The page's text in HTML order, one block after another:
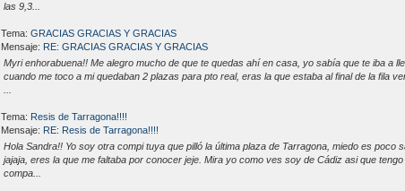
las 9,3...
Tema: GRACIAS GRACIAS Y GRACIAS
Mensaje: RE: GRACIAS GRACIAS Y GRACIAS
Myri enhorabuena!! Me alegro mucho de que te quedas ahí en casa, yo sabía que te iba a
cuando me toco a mi quedaban 2 plazas para pto real, eras la que estaba al final de la fila
Tema: Resis de Tarragona!!!!
Mensaje: RE: Resis de Tarragona!!!!
Hola Sandra!! Yo soy otra compi tuya que pilló la última plaza de Tarragona, miedo es poco
jajaja, eres la que me faltaba por conocer jeje. Mira yo como ves soy de Cádiz asi que tengo
compa...